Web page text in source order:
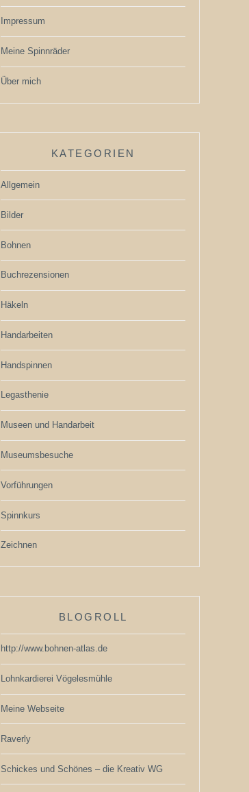
Impressum
Meine Spinnräder
Über mich
KATEGORIEN
Allgemein
Bilder
Bohnen
Buchrezensionen
Häkeln
Handarbeiten
Handspinnen
Legasthenie
Museen und Handarbeit
Museumsbesuche
Vorführungen
Spinnkurs
Zeichnen
BLOGROLL
http://www.bohnen-atlas.de
Lohnkardierei Vögelesmühle
Meine Webseite
Raverly
Schickes und Schönes – die Kreativ WG